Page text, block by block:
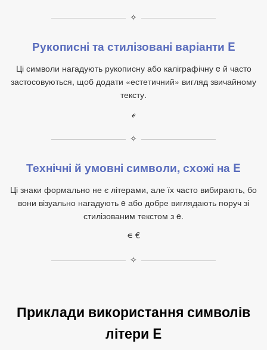
✧
Рукописні та стилізовані варіанти E
Ці символи нагадують рукописну або каліграфічну e й часто
застосовуються, щоб додати «естетичний» вигляд звичайному
тексту.
ℯ
✧
Технічні й умовні символи, схожі на E
Ці знаки формально не є літерами, але їх часто вибирають, бо
вони візуально нагадують e або добре виглядають поруч зі
стилізованим текстом з e.
∊ €
✧
Приклади використання символів
літери E